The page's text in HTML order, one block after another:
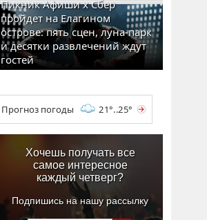
Пикник Афиши x Сбер
пройдет на Елагином
острове: пять сцен, луна-парк
и десятки развлечений ждут
гостей
Прогноз погоды 21°..25°
Хочешь получать все
самое интересное
каждый четверг?
Подпишись на нашу рассылку